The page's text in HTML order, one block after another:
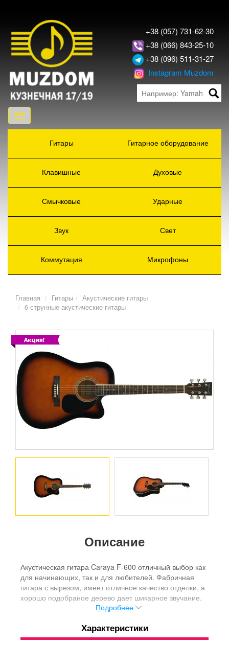
+38 (057) 731-62-30
+38 (066) 843-25-10
+38 (096) 511-31-27
Instagram Muzdom
Toggle
navigation
Гитары
Гитарное оборудование
Клавишные Духовые
Смычковые Ударные
Звук Свет
Коммутация Микрофоны
Главная Гитары
Акустические гитары
6-струнные акустические гитары
Описание
Акустическая гитара Caraya F-600 отличный выбор как
для начинающих, так и для любителей. Фабричная
гитара с вырезом, имеет отличное качество отделки, а
хорошо подобраное дерево дает шикарное звучание.
Подробнее
Характеристики